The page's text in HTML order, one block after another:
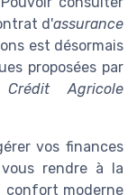
d'assurance
est désormais
proposées par
Crédit Agricole
vos finances
rendre à la
confort moderne